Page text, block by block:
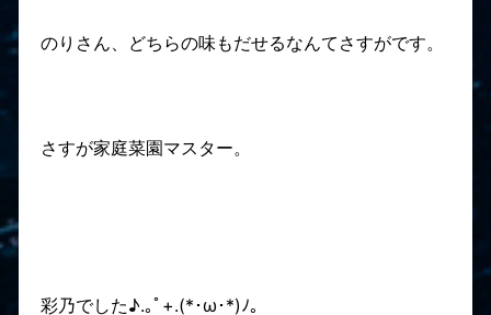
のりさん、どちらの味もだせるなんてさすがです。
さすが家庭菜園マスター。
彩乃でした♪.｡ﾟ+.(*･ω･*)ﾉ｡